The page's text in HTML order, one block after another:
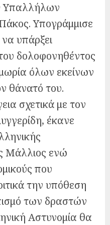
Υπαλλήλων
Υπογράμμισε
υπάρξει
δολοφονηθέντος
όλων εκείνων
θάνατό του.
σχετικά με τον
έκανε
Μάλλιος ενώ
που
την υπόθεση
των δραστών
Αστυνομία θα